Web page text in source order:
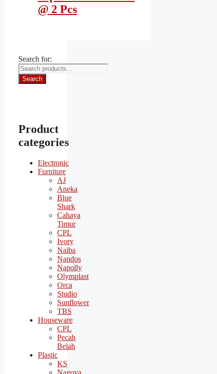
@ 2 Pcs
Search for:
Search
Product
categories
Electronic
Furniture
AJ
Aneka
Blue
Shark
Cahaya
Timur
CPL
Ivory
Naiba
Nandos
Napolly
Olymplast
Orca
Studio
Sunflower
TBS
Houseware
CPL
Pecah
Belah
Plastic
KS
Nagoya